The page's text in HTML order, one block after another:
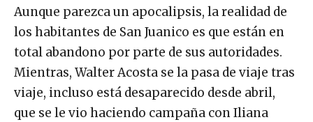
Aunque parezca un apocalipsis, la realidad de
los habitantes de San Juanico es que están en
total abandono por parte de sus autoridades.
Mientras, Walter Acosta se la pasa de viaje tras
viaje, incluso está desaparecido desde abril,
que se le vio haciendo campaña con Iliana